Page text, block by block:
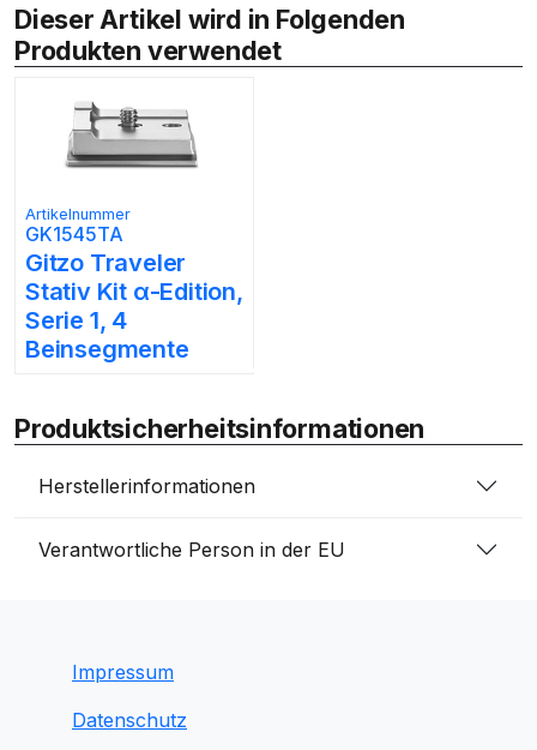
Dieser Artikel wird in Folgenden
Produkten verwendet
Artikelnummer
GK1545TA
Gitzo Traveler
Stativ Kit α-Edition,
Serie 1, 4
Beinsegmente
Produktsicherheitsinformationen
Herstellerinformationen
Verantwortliche Person in der EU
Impressum
Datenschutz